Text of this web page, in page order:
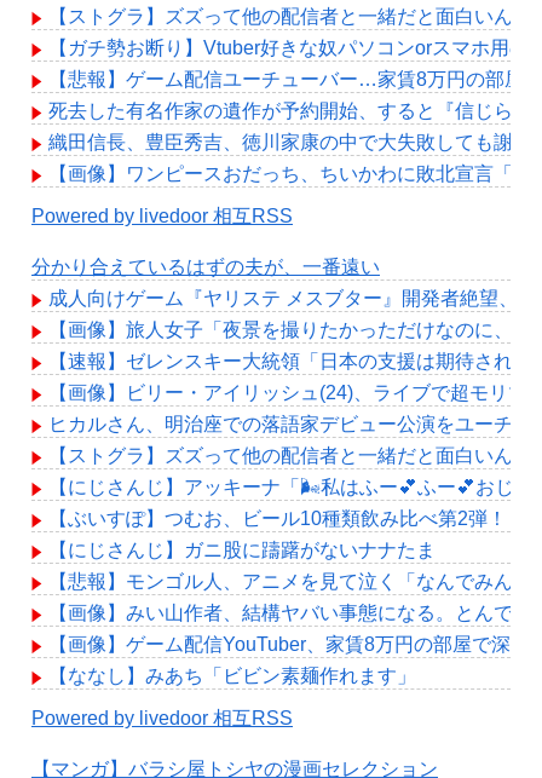
【ストグラ】ズズって他の配信者と一緒だと面白いんだ
【ガチ勢お断り】Vtuber好きな奴パソコンorスマホ用
【悲報】ゲーム配信ユーチューバー…家賃8万円の部
死去した有名作家の遺作が予約開始、すると『信じら
織田信長、豊臣秀吉、徳川家康の中で大失敗しても謝
【画像】ワンピースおだっち、ちいかわに敗北宣言「
Powered by livedoor 相互RSS
分かり合えているはずの夫が、一番遠い
成人向けゲーム『ヤリステ メスブター』開発者絶望、
【画像】旅人女子「夜景を撮りたかっただけなのに、
【速報】ゼレンスキー大統領「日本の支援は期待され
【画像】ビリー・アイリッシュ(24)、ライブで超モリ
ヒカルさん、明治座での落語家デビュー公演をユーチ
【ストグラ】ズズって他の配信者と一緒だと面白いんだ
【にじさんじ】アッキーナ「🌬️私はふー💕ふー💕おじ
【ぶいすぽ】つむお、ビール10種類飲み比べ第2弾！
【にじさんじ】ガニ股に躊躇がないナナたま
【悲報】モンゴル人、アニメを見て泣く「なんでみん
【画像】みい山作者、結構ヤバい事態になる。とんで
【画像】ゲーム配信YouTuber、家賃8万円の部屋で深
【ななし】みあち「ビビン素麺作れます」
Powered by livedoor 相互RSS
【マンガ】バラシ屋トシヤの漫画セレクション